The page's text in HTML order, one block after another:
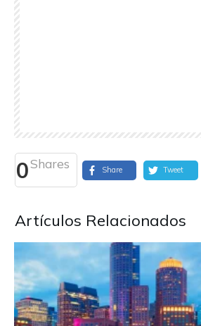
0Shares Share Tweet
Artículos Relacionados